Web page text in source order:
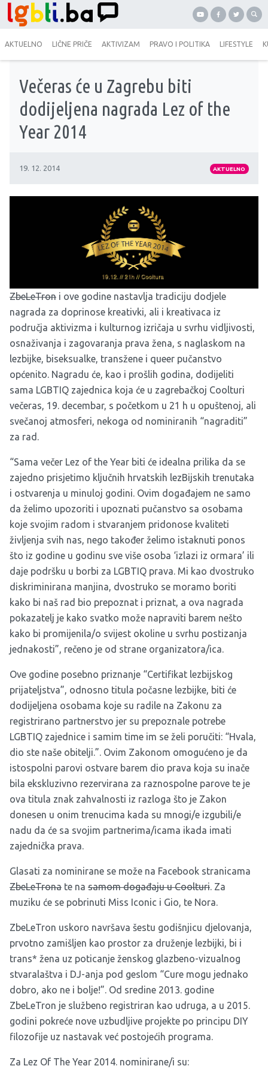
AKTUELNO LIČNE PRIČE AKTIVIZAM PRAVO I POLITIKA LIFESTYLE
Večeras će u Zagrebu biti
dodijeljena nagrada Lez of the
Year 2014
19. 12. 2014 AKTUELNO
ZbeLeTron i ove godine nastavlja tradiciju dodjele
nagrada za doprinose kreativki, ali i kreativaca iz
područja aktivizma i kulturnog izričaja u svrhu vidljivosti,
osnaživanja i zagovaranja prava žena, s naglaskom na
lezbijke, biseksualke, transžene i queer pučanstvo
općenito. Nagradu će, kao i prošlih godina, dodijeliti
sama LGBTIQ zajednica koja će u zagrebačkoj Coolturi
večeras, 19. decembar, s početkom u 21 h u opuštenoj, ali
svečanoj atmosferi, nekoga od nominiranih “nagraditi”
za rad.
“Sama večer Lez of the Year biti će idealna prilika da se
zajedno prisjetimo ključnih hrvatskih lezBijskih trenutaka
i ostvarenja u minuloj godini. Ovim događajem ne samo
da želimo upozoriti i upoznati pučanstvo sa osobama
koje svojim radom i stvaranjem pridonose kvaliteti
življenja svih nas, nego također želimo istaknuti ponos
što iz godine u godinu sve više osoba ‘izlazi iz ormara’ ili
daje podršku u borbi za LGBTIQ prava. Mi kao dvostruko
diskriminirana manjina, dvostruko se moramo boriti
kako bi naš rad bio prepoznat i priznat, a ova nagrada
pokazatelj je kako svatko može napraviti barem nešto
kako bi promijenila/o svijest okoline u svrhu postizanja
jednakosti”, rečeno je od strane organizatora/ica.
Ove godine posebno priznanje “Certifikat lezbijskog
prijateljstva”, odnosno titula počasne lezbijke, biti će
dodijeljena osobama koje su radile na Zakonu za
registrirano partnerstvo jer su prepoznale potrebe
LGBTIQ zajednice i samim time im se želi poručiti: “Hvala,
dio ste naše obitelji.”. Ovim Zakonom omogućeno je da
istospolni parovi ostvare barem dio prava koja su inače
bila ekskluzivno rezervirana za raznospolne parove te je
ova titula znak zahvalnosti iz razloga što je Zakon
donesen u onim trenucima kada su mnogi/e izgubili/e
nadu da će sa svojim partnerima/icama ikada imati
zajednička prava.
Glasati za nominirane se može na Facebook stranicama
ZbeLeTrona te na samom događaju u Coolturi. Za
muziku će se pobrinuti Miss Iconic i Gio, te Nora.
ZbeLeTron uskoro navršava šestu godišnjicu djelovanja,
prvotno zamišljen kao prostor za druženje lezbijki, bi i
trans* žena uz poticanje ženskog glazbeno-vizualnog
stvaralaštva i DJ-anja pod geslom “Cure mogu jednako
dobro, ako ne i bolje!”. Od sredine 2013. godine
ZbeLeTron je službeno registriran kao udruga, a u 2015.
godini pokreće nove uzbudljive projekte po principu DIY
filozofije uz nastavak već postojećih programa.
Za Lez Of The Year 2014. nominirane/i su: